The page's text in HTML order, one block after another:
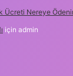
Ücreti Nereye
için admin